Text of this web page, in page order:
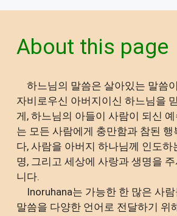
About this page
하느님의 말씀은 살아있는 말씀
자비로우신 아버지이신 하느님을
게, 하느님의 아들이 사람이 되신
는 모든 사람에게 충만함과 참된 행
다, 사람을 아버지 하나님께 인도하
명, 그리고 세상에 사랑과 생명을
니다.
Inoruhana는 가능한 한 많은 사람
말씀을 다양한 언어로 전달하기 위